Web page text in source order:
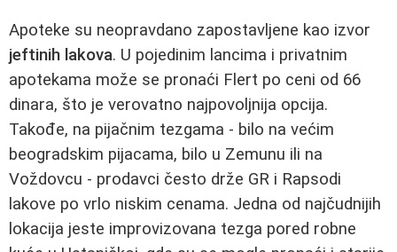
Apoteke su neopravdano zapostavljene kao izvor
jeftinih lakova. U pojedinim lancima i privatnim
apotekama može se pronaći Flert po ceni od 66
dinara, što je verovatno najpovoljnija opcija.
Takođe, na pijačnim tezgama - bilo na većim
beogradskim pijacama, bilo u Zemunu ili na
Voždovcu - prodavci često drže GR i Rapsodi
lakove po vrlo niskim cenama. Jedna od najčudnijih
lokacija jeste improvizovana tezga pored robne